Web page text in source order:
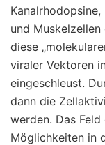
und
diese
viraler Vektoren
eingeschleust.
dann die
werden. Das
Möglichkeiten in